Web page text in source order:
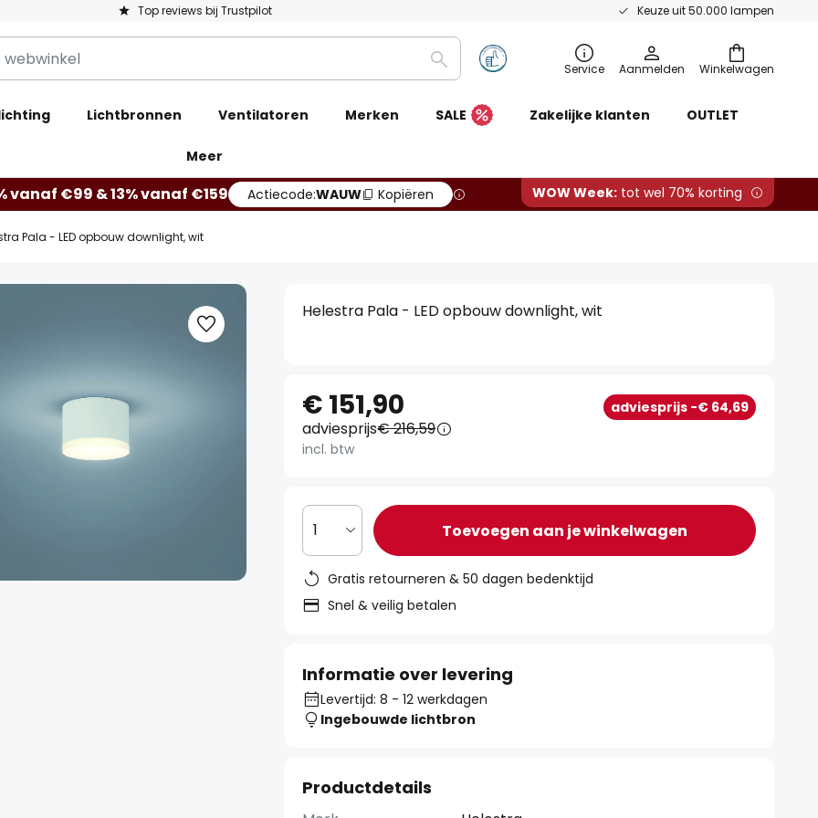
Top reviews bij Trustpilot Keuze uit 50.000 lampen
Winkelwagen
Zoeken Service Aanmelden
Lichtbronnen Ventilatoren Merken SALE Zakelijke klanten OUTLET
Meer
vanaf €99 & 13% vanaf €159 Actiecode:WAUW Kopiëren WOW Week: tot wel 70% korting
Pala - LED opbouw downlight, wit
Helestra Pala - LED opbouw downlight, wit
€ 151,90 adviesprijs -€ 64,69
adviesprijs€ 216,59
incl. btw
1 Toevoegen aan je winkelwagen
Gratis retourneren & 50 dagen bedenktijd
Snel & veilig betalen
Informatie over levering
Levertijd: 8 - 12 werkdagen
Ingebouwde lichtbron
Productdetails